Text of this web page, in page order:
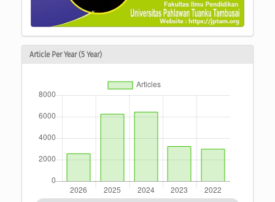
Article Per Year (5 Year)